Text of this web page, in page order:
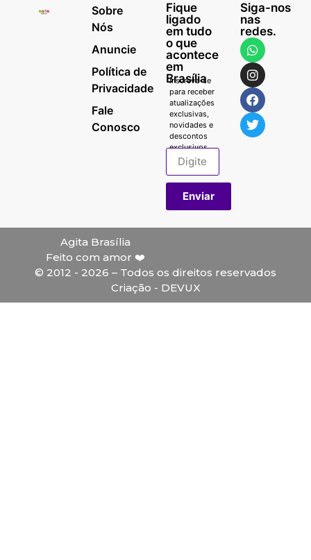
Sobre
Nós
Anuncie
Política de
Privacidade
Fale
Conosco
Fique
ligado
em tudo
o que
acontece
em
Brasília
Inscreva-se
para receber
atualizações
exclusivas,
novidades e
descontos
exclusivos.
Enviar
Siga-nos
nas
redes.
Agita Brasília
Feito com amor ❤️
© 2012 - 2026 – Todos os direitos reservados
Criação - DEVUX